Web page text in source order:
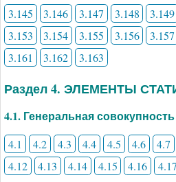
3.145 3.146 3.147 3.148 3.149
3.153
3.154 3.155 3.156 3.157
3.161
3.162 3.163
Раздел 4. ЭЛЕМЕНТЫ
4.1. Генеральная
4.1 4.2 4.3 4.4 4.5 4.6 4.7
4.12
4.13 4.14 4.15 4.16 4.17